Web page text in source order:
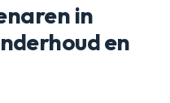
in
en